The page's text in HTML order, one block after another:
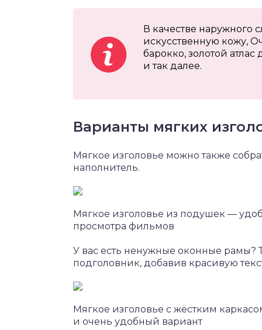
В качестве наружного
искусственную кожу,
барокко, золотой
и так далее.
Варианты мягких
Мягкое изголовье можно также
наполнитель.
Мягкое изголовье из подушек —
просмотра фильмов
У вас есть ненужные оконные рамы?
подголовник, добавив красивую
Мягкое изголовье с жёстким
и очень удобный вариант